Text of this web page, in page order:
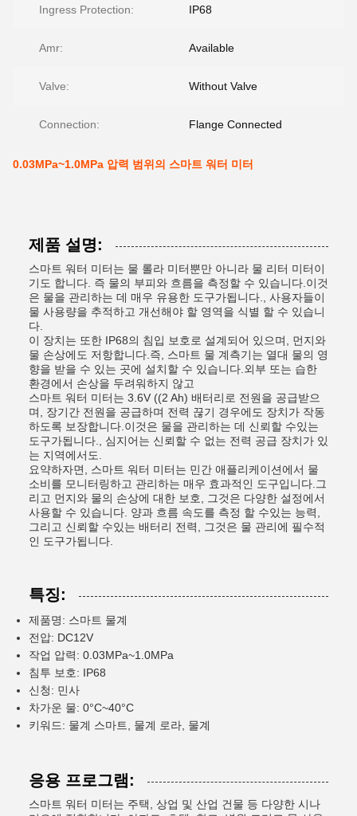
Ingress Protection: IP68
Amr: Available
Valve: Without Valve
Connection: Flange Connected
0.03MPa~1.0MPa 압력 범위의 스마트 워터 미터
제품 설명:
스마트 워터 미터는 물 롤라 미터뿐만 아니라 물 리터 미터이
기도 합니다. 즉 물의 부피와 흐름을 측정할 수 있습니다.이것
은 물을 관리하는 데 매우 유용한 도구가됩니다., 사용자들이
물 사용량을 추적하고 개선해야 할 영역을 식별 할 수 있습니
다.
이 장치는 또한 IP68의 침입 보호로 설계되어 있으며, 먼지와
물 손상에도 저항합니다.즉, 스마트 물 계측기는 열대 물의 영
향을 받을 수 있는 곳에 설치할 수 있습니다.외부 또는 습한
환경에서 손상을 두려워하지 않고
스마트 워터 미터는 3.6V ((2 Ah) 배터리로 전원을 공급받으
며, 장기간 전원을 공급하며 전력 끊기 경우에도 장치가 작동
하도록 보장합니다.이것은 물을 관리하는 데 신뢰할 수있는
도구가됩니다., 심지어는 신뢰할 수 없는 전력 공급 장치가 있
는 지역에서도.
요약하자면, 스마트 워터 미터는 민간 애플리케이션에서 물
소비를 모니터링하고 관리하는 매우 효과적인 도구입니다.그
리고 먼지와 물의 손상에 대한 보호, 그것은 다양한 설정에서
사용할 수 있습니다. 양과 흐름 속도를 측정 할 수있는 능력,
그리고 신뢰할 수있는 배터리 전력, 그것은 물 관리에 필수적
인 도구가됩니다.
특징:
제품명: 스마트 물계
전압: DC12V
작업 압력: 0.03MPa~1.0MPa
침투 보호: IP68
신청: 민사
차가운 물: 0°C~40°C
키워드: 물계 스마트, 물계 로라, 물계
응용 프로그램:
스마트 워터 미터는 주택, 상업 및 산업 건물 등 다양한 시나